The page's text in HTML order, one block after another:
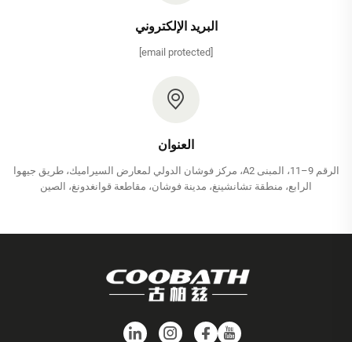
البريد الإلكتروني
[email protected]
العنوان
الرقم 9–11، المبنى A2، مركز فوشان الدولي لمعارض السيراميك، طريق جيهوا
الرابع، منطقة تشانشينغ، مدينة فوشان، مقاطعة قوانغدونغ، الصين